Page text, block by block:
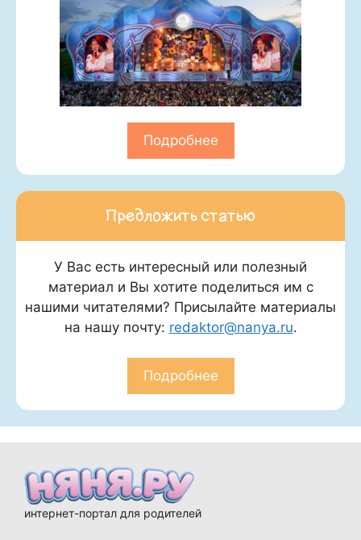
Подробнее
Предложить статью
У Вас есть интересный или полезный
материал и Вы хотите поделиться им с
нашими читателями? Присылайте материалы
на нашу почту: redaktor@nanya.ru.
Подробнее
интернет-портал для родителей